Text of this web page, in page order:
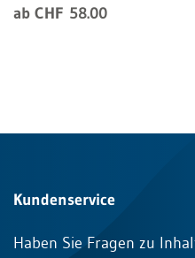
ab CHF 58.00
Kundenservice
Haben Sie Fragen zu